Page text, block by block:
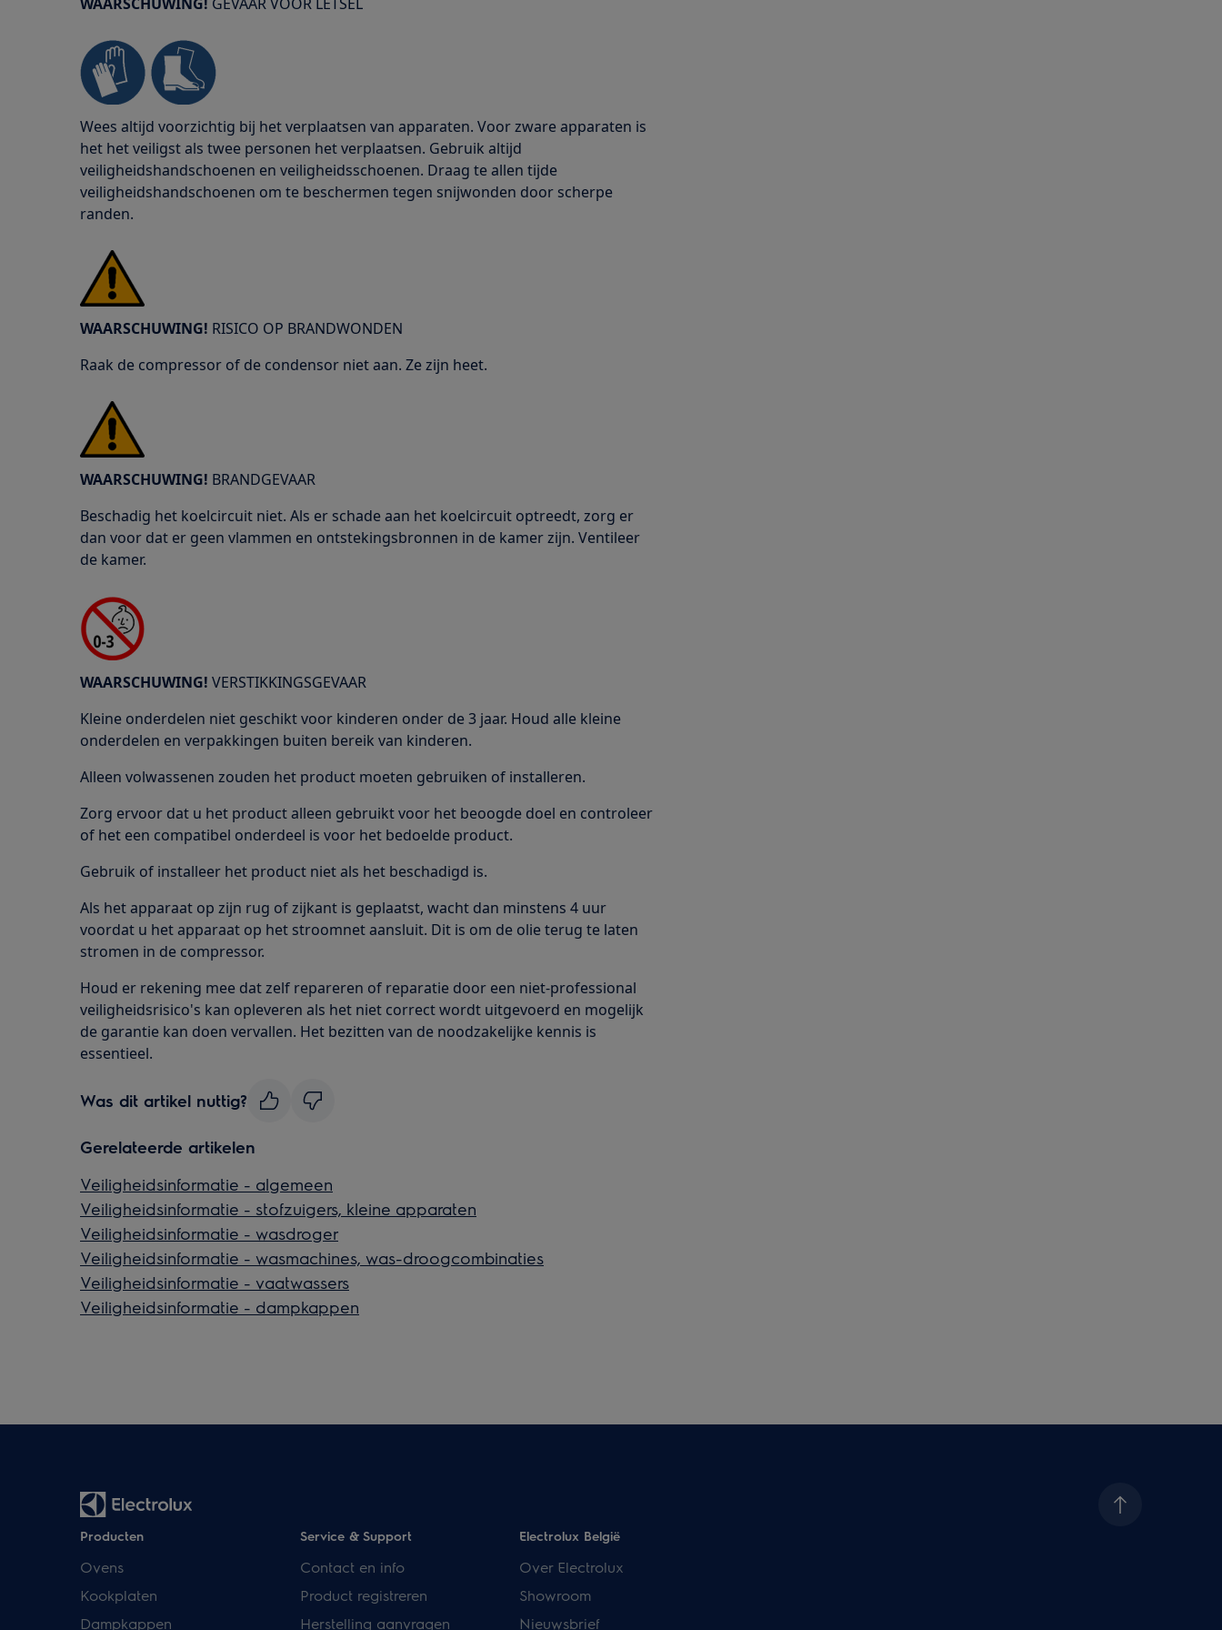
Wees altijd voorzichtig bij het verplaatsen van apparaten. Voor zware apparaten is
het het veiligst als twee personen het verplaatsen. Gebruik altijd
veiligheidshandschoenen en veiligheidsschoenen. Draag te allen tijde
veiligheidshandschoenen om te beschermen tegen snijwonden door scherpe
randen.
WAARSCHUWING! RISICO OP BRANDWONDEN
Raak de compressor of de condensor niet aan. Ze zijn heet.
WAARSCHUWING! BRANDGEVAAR
Beschadig het koelcircuit niet. Als er schade aan het koelcircuit optreedt, zorg er
dan voor dat er geen vlammen en ontstekingsbronnen in de kamer zijn. Ventileer
de kamer.
WAARSCHUWING! VERSTIKKINGSGEVAAR
Kleine onderdelen niet geschikt voor kinderen onder de 3 jaar. Houd alle kleine
onderdelen en verpakkingen buiten bereik van kinderen.
Alleen volwassenen zouden het product moeten gebruiken of installeren.
Zorg ervoor dat u het product alleen gebruikt voor het beoogde doel en controleer
of het een compatibel onderdeel is voor het bedoelde product.
Gebruik of installeer het product niet als het beschadigd is.
Als het apparaat op zijn rug of zijkant is geplaatst, wacht dan minstens 4 uur
voordat u het apparaat op het stroomnet aansluit. Dit is om de olie terug te laten
stromen in de compressor.
Houd er rekening mee dat zelf repareren of reparatie door een niet-professional
veiligheidsrisico's kan opleveren als het niet correct wordt uitgevoerd en mogelijk
de garantie kan doen vervallen. Het bezitten van de noodzakelijke kennis is
essentieel.
Was dit artikel nuttig?
Gerelateerde artikelen
Veiligheidsinformatie - algemeen
Veiligheidsinformatie - stofzuigers, kleine apparaten
Veiligheidsinformatie - wasdroger
Veiligheidsinformatie - wasmachines, was-droogcombinaties
Veiligheidsinformatie - vaatwassers
Veiligheidsinformatie - dampkappen
Producten
Ovens
Kookplaten
Dampkappen
Service & Support
Contact en info
Product registreren
Herstelling aanvragen
Electrolux België
Over Electrolux
Showroom
Nieuwsbrief